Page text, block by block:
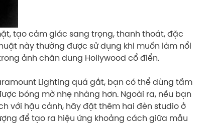
tạo cảm giác sang trọng, thanh thoát, đặc
này thường được sử dụng khi muốn làm nổi
ảnh chân dung Hollywood cổ điển.
Lighting quá gắt, bạn có thể dùng tấm
bóng mờ nhẹ nhàng hơn. Ngoài ra, nếu bạn
với hậu cảnh, hãy đặt thêm hai đèn studio ở
để tạo ra hiệu ứng khoảng cách giữa mẫu